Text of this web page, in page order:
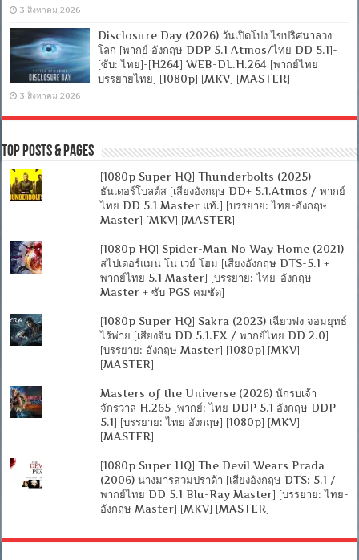
3 สิงหาคม 2026
Disclosure Day (2026) วันเปิดโปง ไขปริศนาลวง
โลก [พากย์ อังกฤษ DDP 5.1 Atmos/ไทย DD 5.1]-
[ซับ: ไทย]-[H264] WEB-DL.H.264 [พากย์ไทย
บรรยายไทย] [1080p] [MKV] [MASTER]
3 สิงหาคม 2026
Top Posts & Pages
[1080p Super HQ] Thunderbolts (2025)
ธันเดอร์โบลต์ส [เสียงอังกฤษ DD+ 5.1.Atmos / พากย์
ไทย DD 5.1 Master แท้.] [บรรยาย: ไทย-อังกฤษ
Master] [MKV] [MASTER]
[1080p HQ] Spider-Man No Way Home (2021)
สไปเดอร์แมน โน เวย์ โฮม [เสียงอังกฤษ DTS-5.1 +
พากย์ไทย 5.1 Master] [บรรยาย: ไทย-อังกฤษ
Master + ซับ PGS คมชัด]
[1080p Super HQ] Sakra (2023) เฉียวฟง จอมยุทธ์
ไร้พ่าย [เสียงจีน DD 5.1.EX / พากย์ไทย DD 2.0]
[บรรยาย: อังกฤษ Master] [1080p] [MKV]
[MASTER]
Masters of the Universe (2026) นักรบเจ้า
จักรวาล H.265 [พากย์: ไทย DDP 5.1 อังกฤษ DDP
5.1] [บรรยาย: ไทย อังกฤษ] [1080p] [MKV]
[MASTER]
[1080p Super HQ] The Devil Wears Prada
(2006) นางมารสวมปราด้า [เสียงอังกฤษ DTS: 5.1 /
พากย์ไทย DD 5.1 Blu-Ray Master] [บรรยาย: ไทย-
อังกฤษ Master] [MKV] [MASTER]